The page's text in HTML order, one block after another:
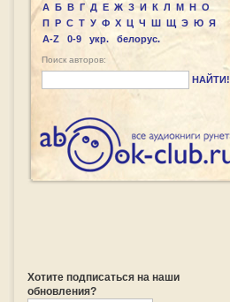
А Б В Г Д Е Ж З И К Л М Н О
П Р С Т У Ф Х Ц Ч Ш Щ Э Ю Я
A-Z
0-9 укр. белорус.
Поиск авторов:
НАЙТИ!
Хотите подписаться на наши
обновления?